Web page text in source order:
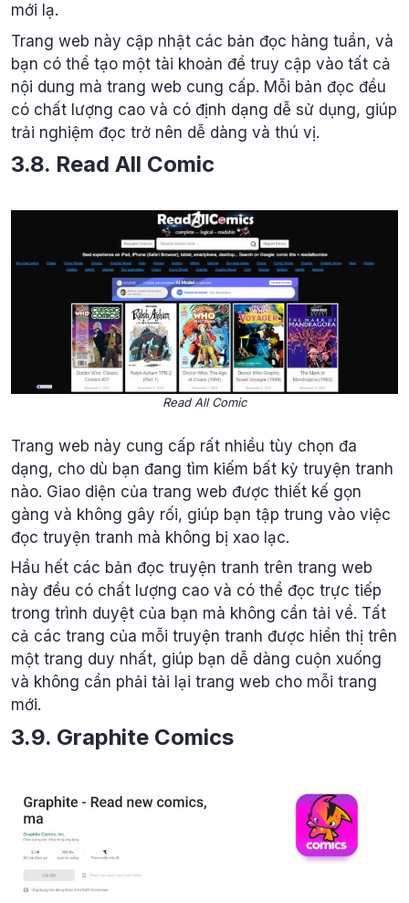
mới lạ.
Trang web này cập nhật các bản đọc hàng tuần, và
bạn có thể tạo một tài khoản để truy cập vào tất cả
nội dung mà trang web cung cấp. Mỗi bản đọc đều
có chất lượng cao và có định dạng dễ sử dụng, giúp
trải nghiệm đọc trở nên dễ dàng và thú vị.
3.8. Read All Comic
Read All Comic
Trang web này cung cấp rất nhiều tùy chọn đa
dạng, cho dù bạn đang tìm kiếm bất kỳ truyện tranh
nào. Giao diện của trang web được thiết kế gọn
gàng và không gây rối, giúp bạn tập trung vào việc
đọc truyện tranh mà không bị xao lạc.
Hầu hết các bản đọc truyện tranh trên trang web
này đều có chất lượng cao và có thể đọc trực tiếp
trong trình duyệt của bạn mà không cần tải về. Tất
cả các trang của mỗi truyện tranh được hiển thị trên
một trang duy nhất, giúp bạn dễ dàng cuộn xuống
và không cần phải tải lại trang web cho mỗi trang
mới.
3.9. Graphite Comics